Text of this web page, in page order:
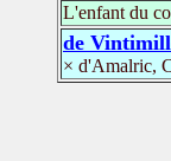
L'enfant du
de
× d'Amalric,